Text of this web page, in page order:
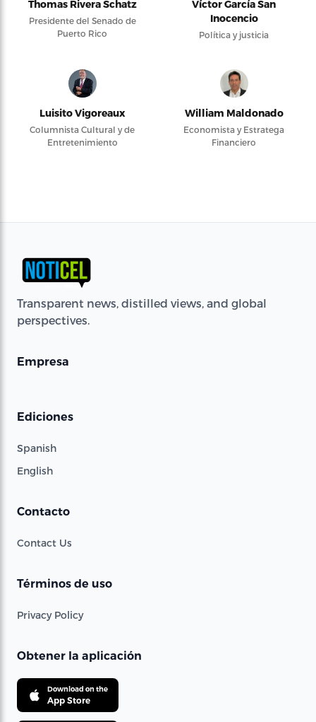
Thomas Rivera Schatz
Presidente del Senado de
Puerto Rico
Víctor García San
Inocencio
Política y justicia
Luisito Vigoreaux
Columnista Cultural y de
Entretenimiento
William Maldonado
Economista y Estratega
Financiero
Transparent news, distilled views, and global
perspectives.
Empresa
Ediciones
Spanish
English
Contacto
Contact Us
Términos de uso
Privacy Policy
Obtener la aplicación
Download on the
App Store